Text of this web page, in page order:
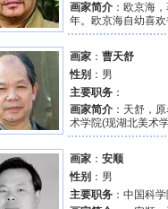
画家简介 ：欧京海
年。欧京海自幼喜
画家 ：曹天舒
性别 ：男
主要职务 ：
画家简介 ：天舒，
术学院(现湖北美术
画家 ：安顺
性别 ：男
主要职务 ：中国科